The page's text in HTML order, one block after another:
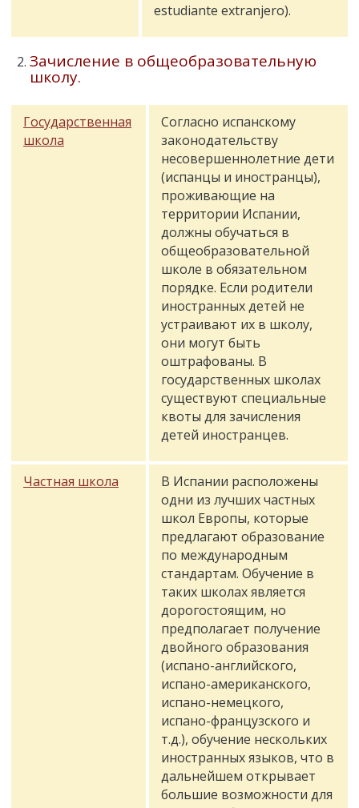
estudiante extranjero).
Зачисление в общеобразовательную
школу.
Государственная
школа
Согласно испанскому
законодательству
несовершеннолетние дети
(испанцы и иностранцы),
проживающие на
территории Испании,
должны обучаться в
общеобразовательной
школе в обязательном
порядке. Если родители
иностранных детей не
устраивают их в школу,
они могут быть
оштрафованы. В
государственных школах
существуют специальные
квоты для зачисления
детей иностранцев.
Частная школа
В Испании расположены
одни из лучших частных
школ Европы, которые
предлагают образование
по международным
стандартам. Обучение в
таких школах является
дорогостоящим, но
предполагает получение
двойного образования
(испано-английского,
испано-американского,
испано-немецкого,
испано-французского и
т.д.), обучение нескольких
иностранных языков, что в
дальнейшем открывает
большие возможности для